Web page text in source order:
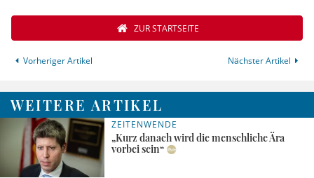
Vorheriger Artikel
ZUR STARTSEITE
Nächster Artikel
WEITERE ARTIKEL
ZEITENWENDE
„Kurz danach wird die menschliche Ära
vorbei sein“